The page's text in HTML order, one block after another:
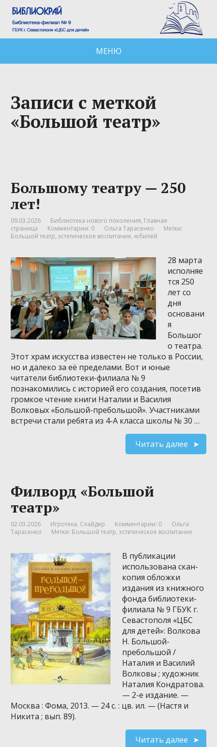
МЕНЮ
Записи с меткой
«Большой театр»
Большому театру — 250
лет!
09.03.2026 Библиотека нового поколения, Главная
страница
Комментарии: 0 Ольга Тарасенко
Метки:
Большой театр,эстетическое воспитание, юбилей
28 марта
исполняе
тся 250
лет со
дня
основани
я
Большог
о театра.
Этот храм искусства известен не только в России,
но и далеко за её пределами. Вот и юные
читатели библиотеки-филиала № 9
познакомились с историей его создания, посетив
громкое чтение книги Наталии и Василия
Волковых «Большой-пребольшой». Участниками
встречи стали ребята из 4-А класса школы № 30 …
Читать далее
Филворд «Большой
театр»
02.03.2026 Игротека, Слайдер Комментарии: 0
Ольга
Тарасенко
Метки: Большой театр,эстетическое воспитание
В публикации
использована скан-
копия обложки
издания из книжного
фонда библиотеки-
филиала № 9 ГБУК г.
Севастополя «ЦБС
для детей»: Волкова
Н. Большой-
пребольшой /
Наталия и Василий
Волковы ; художник
Наталия Кондратова.
— 2-е издание. —
Москва : Фома, 2013. — 24 с. : цв. ил. — (Настя и
Никита ; вып. 89).
Читать далее